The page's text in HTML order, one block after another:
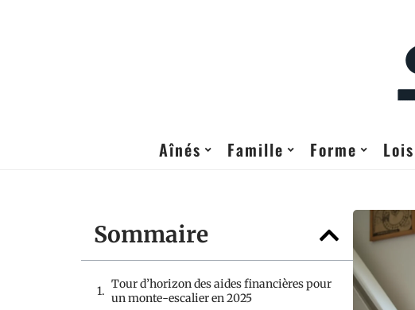
Aînés Famille Forme
Sommaire
Tour d’horizon des aides financières pour
un monte-escalier en 2025